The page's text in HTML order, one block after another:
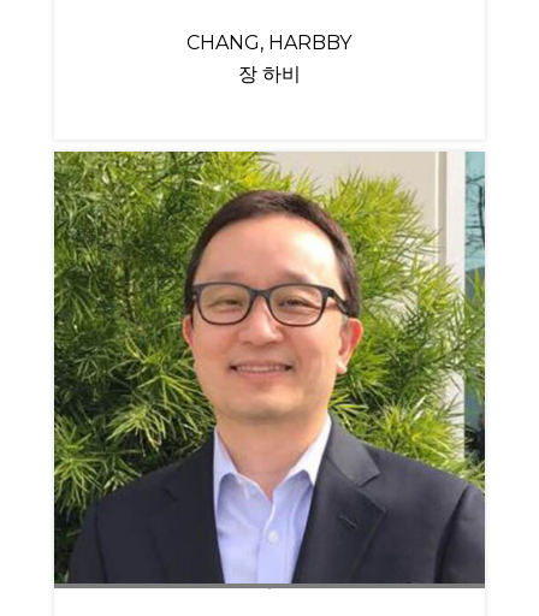
CHANG, HARBBY
장 하비